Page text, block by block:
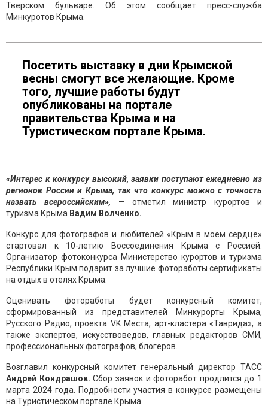
Тверском бульваре. Об этом сообщает пресс-служба
Минкуротов Крыма.
Посетить выставку в дни Крымской
весны смогут все желающие. Кроме
того, лучшие работы будут
опубликованы на портале
правительства Крыма и на
Туристическом портале Крыма.
«Интерес к конкурсу высокий, заявки поступают ежедневно из
регионов России и Крыма, так что конкурс можно с точность
назвать всероссийским», — отметил министр курортов и
туризма Крыма Вадим Волченко.
Конкурс для фотографов и любителей «Крым в моем сердце»
стартовал к 10-летию Воссоединения Крыма с Россией.
Организатор фотоконкурса Министерство курортов и туризма
Республики Крым подарит за лучшие фотоработы сертификаты
на отдых в отелях Крыма.
Оценивать фотоработы будет конкурсный комитет,
сформированный из представителей Минкурорты Крыма,
Русского Радио, проекта VK Места, арт-кластера «Таврида», а
также экспертов, искусствоведов, главных редакторов СМИ,
профессиональных фотографов, блогеров.
Возглавил конкурсный комитет генеральный директор ТАСС
Андрей Кондрашов. Сбор заявок и фоторабот продлится до 1
марта 2024 года. Подробности участия в конкурсе размещены
на Туристическом портале Крыма.